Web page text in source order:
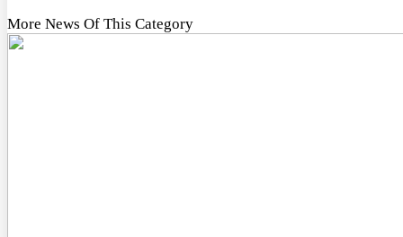
More News Of This Category